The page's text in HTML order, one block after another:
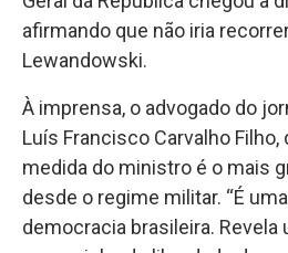
afirmando que não iria
Lewandowski.
À imprensa, o advogado do
Luís Francisco Carvalho Filho,
medida do ministro é o mais
desde o regime militar. “É
democracia brasileira. Revela